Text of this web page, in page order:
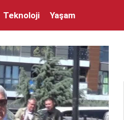
Teknoloji Yaşam